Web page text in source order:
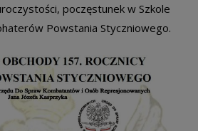
poczęstunek w Szkole
Powstania Styczniowego.